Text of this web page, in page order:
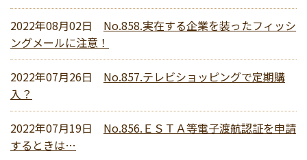
2022年08月02日
No.858.実在する企業を装ったフィッシ
ングメールに注意！
2022年07月26日
No.857.テレビショッピングで定期購
入？
2022年07月19日
No.856.ＥＳＴＡ等電子渡航認証を申請
するときは…